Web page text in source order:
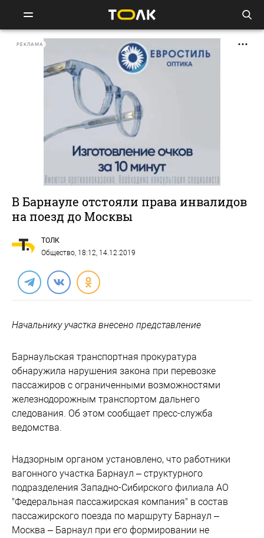
РЕКЛАМА
В Барнауле отстояли права инвалидов
на поезд до Москвы
ТОЛК
Общество, 18:12, 14.12.2019
Начальнику участка внесено представление
Барнаульская транспортная прокуратура
обнаружила нарушения закона при перевозке
пассажиров с ограниченными возможностями
железнодорожным транспортом дальнего
следования. Об этом сообщает пресс-служба
ведомства.
Надзорным органом установлено, что работники
вагонного участка Барнаул – структурного
подразделения Западно-Сибирского филиала АО
"Федеральная пассажирская компания" в состав
пассажирского поезда по маршруту Барнаул –
Москва – Барнаул при его формировании не